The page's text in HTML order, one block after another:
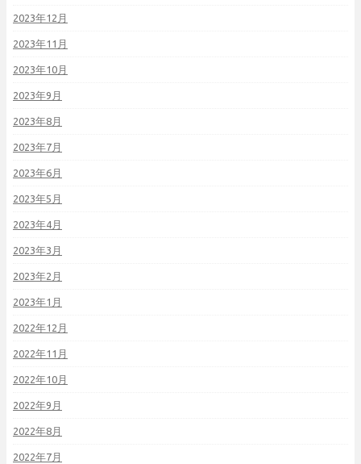
2023年12月
2023年11月
2023年10月
2023年9月
2023年8月
2023年7月
2023年6月
2023年5月
2023年4月
2023年3月
2023年2月
2023年1月
2022年12月
2022年11月
2022年10月
2022年9月
2022年8月
2022年7月